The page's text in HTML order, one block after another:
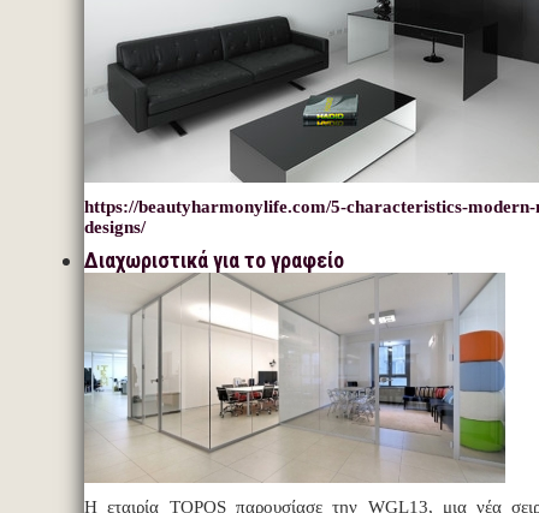
https://beautyharmonylife.com/5-characteristics-
designs/
Διαχωριστικά για το γραφείο
Η εταιρία TOPOS παρουσίασε την WGL13, μια νέα